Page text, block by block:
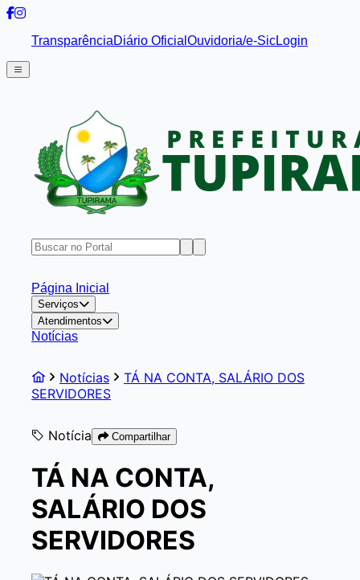
TransparênciaDiário Oficial Ouvidoria/e-SicLogin
Página Inicial
Serviços
Atendimentos
Notícias
Notícias
TÁ NA CONTA, SALÁRIO DOS
SERVIDORES
Notícia Compartilhar
TÁ NA CONTA,
SALÁRIO DOS
SERVIDORES